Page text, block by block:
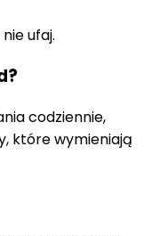
ufaj.
codziennie,
które wymieniają